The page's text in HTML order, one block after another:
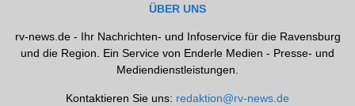
ÜBER UNS
rv-news.de - Ihr Nachrichten- und Infoservice für die Ravensburg
und die Region. Ein Service von Enderle Medien - Presse- und
Mediendienstleistungen.
Kontaktieren Sie uns: redaktion@rv-news.de